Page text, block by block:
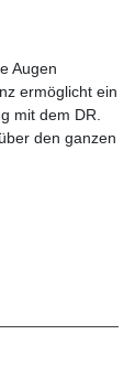
Augen
ermöglicht ein
mit dem DR.
den ganzen